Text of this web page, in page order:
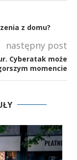
z domu?
następny post
Cyberatak może
momencie